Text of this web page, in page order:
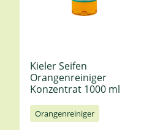
Kieler Seifen
Orangenreiniger
Konzentrat 1000 ml
Orangenreiniger